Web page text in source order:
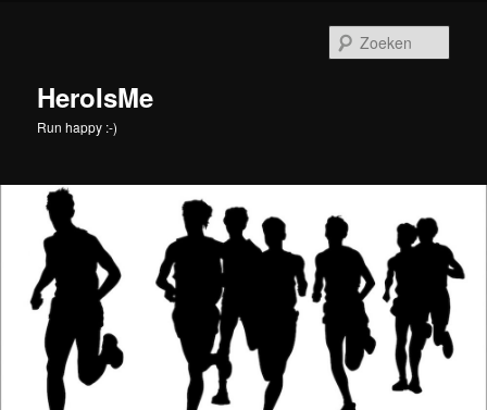
inhoudHeroIsMe
Run happy :-)